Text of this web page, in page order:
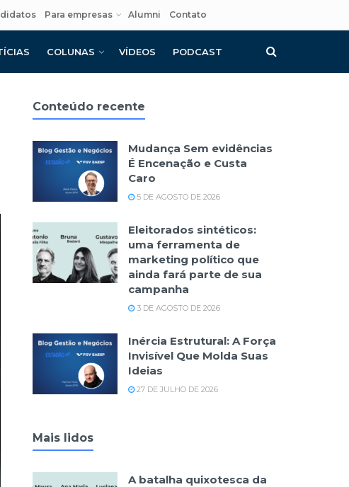
Para empresas Alumni Contato
COLUNAS VÍDEOS PODCAST
Conteúdo recente
Mudança Sem evidências
É Encenação e Custa
Caro
5 DE AGOSTO DE 2026
Eleitorados sintéticos:
uma ferramenta de
marketing político que
ainda fará parte de sua
campanha
3 DE AGOSTO DE 2026
Inércia Estrutural: A Força
Invisível Que Molda Suas
Ideias
27 DE JULHO DE 2026
Mais lidos
A batalha quixotesca da